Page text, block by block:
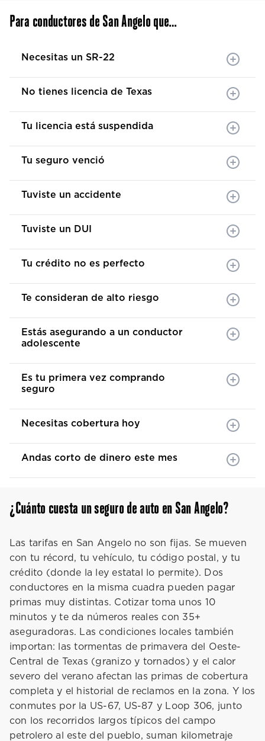
Para conductores de San Angelo que…
Necesitas un SR-22
No tienes licencia de Texas
Tu licencia está suspendida
Tu seguro venció
Tuviste un accidente
Tuviste un DUI
Tu crédito no es perfecto
Te consideran de alto riesgo
Estás asegurando a un conductor
adolescente
Es tu primera vez comprando
seguro
Necesitas cobertura hoy
Andas corto de dinero este mes
¿Cuánto cuesta un seguro de auto en San Angelo?
Las tarifas en San Angelo no son fijas. Se mueven
con tu récord, tu vehículo, tu código postal, y tu
crédito (donde la ley estatal lo permite). Dos
conductores en la misma cuadra pueden pagar
primas muy distintas. Cotizar toma unos 10
minutos y te da números reales con 35+
aseguradoras. Las condiciones locales también
importan: las tormentas de primavera del Oeste-
Central de Texas (granizo y tornados) y el calor
severo del verano afectan las primas de cobertura
completa y el historial de reclamos en la zona. Y los
conmutes por la US-67, US-87 y Loop 306, junto
con los recorridos largos típicos del campo
petrolero al este del pueblo, suman kilometraje